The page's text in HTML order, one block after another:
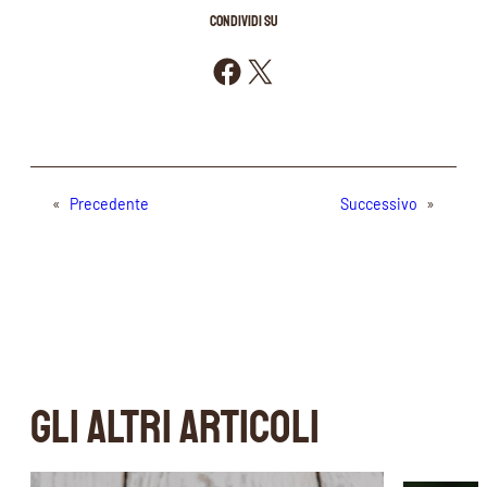
CONDIVIDI SU
Condividi su Facebook
Condividi su X
« Precedente Successivo »
GLI ALTRI ARTICOLI